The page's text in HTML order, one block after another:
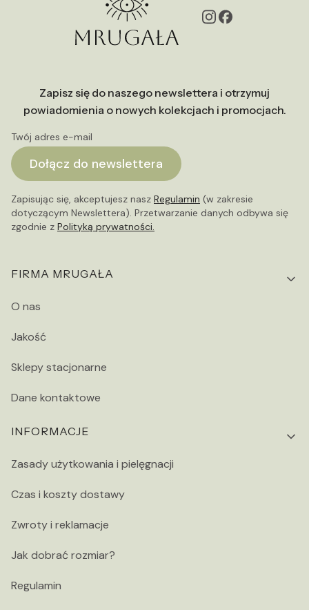
Zapisz się do naszego newslettera i otrzymuj
powiadomienia o nowych kolekcjach i promocjach.
Twój adres e-mail
Dołącz do newslettera
Zapisując się, akceptujesz nasz Regulamin (w zakresie
dotyczącym Newslettera). Przetwarzanie danych odbywa się
zgodnie z Polityką prywatności.
Linki w stopce
FIRMA MRUGAŁA
O nas
Jakość
Sklepy stacjonarne
Dane kontaktowe
INFORMACJE
Zasady użytkowania i pielęgnacji
Czas i koszty dostawy
Zwroty i reklamacje
Jak dobrać rozmiar?
Regulamin